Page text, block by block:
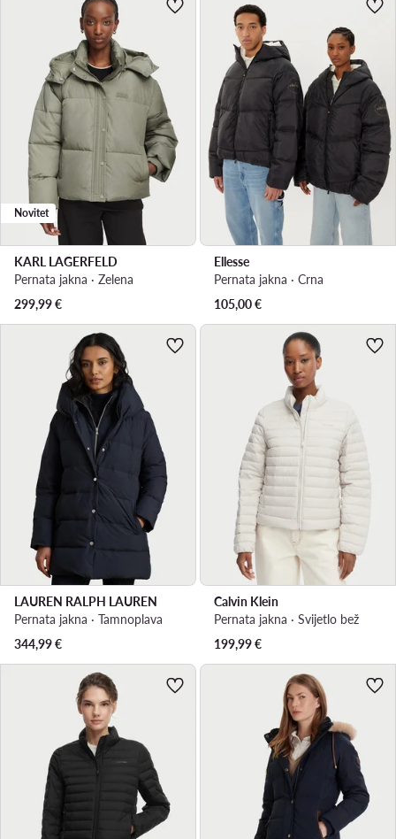
Novitet
KARL LAGERFELD
Pernata jakna · Zelena
299,99€
Ellesse
Pernata jakna · Crna
105,00€
LAUREN RALPH LAUREN
Pernata jakna · Tamnoplava
344,99€
Calvin Klein
Pernata jakna · Svijetlo bež
199,99€